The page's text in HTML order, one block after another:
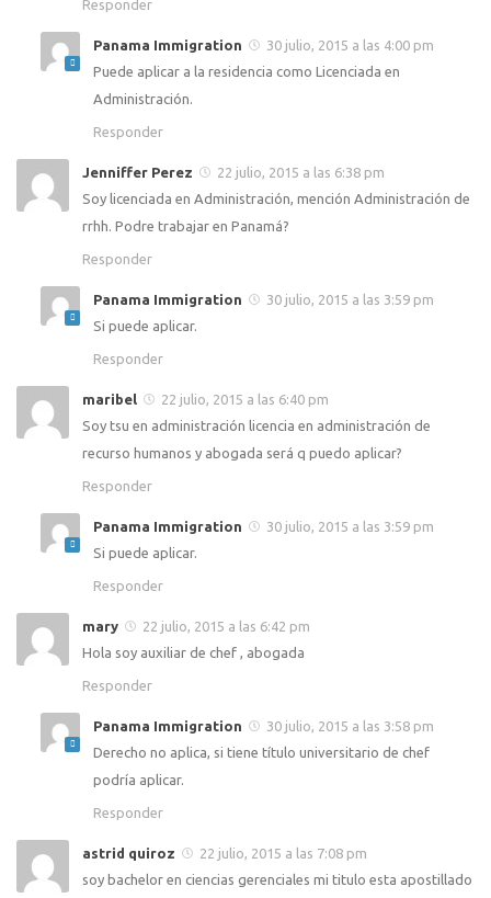
Responder
Panama Immigration
30 julio, 2015 a las 4:00 pm
Puede aplicar a la residencia como Licenciada en
Administración.
Responder
Jenniffer Perez
22 julio, 2015 a las 6:38 pm
Soy licenciada en Administración, mención Administración de
rrhh. Podre trabajar en Panamá?
Responder
Panama Immigration
30 julio, 2015 a las 3:59 pm
Si puede aplicar.
Responder
maribel
22 julio, 2015 a las 6:40 pm
Soy tsu en administración licencia en administración de
recurso humanos y abogada será q puedo aplicar?
Responder
Panama Immigration
30 julio, 2015 a las 3:59 pm
Si puede aplicar.
Responder
mary
22 julio, 2015 a las 6:42 pm
Hola soy auxiliar de chef , abogada
Responder
Panama Immigration
30 julio, 2015 a las 3:58 pm
Derecho no aplica, si tiene título universitario de chef
podría aplicar.
Responder
astrid quiroz
22 julio, 2015 a las 7:08 pm
soy bachelor en ciencias gerenciales mi titulo esta apostillado